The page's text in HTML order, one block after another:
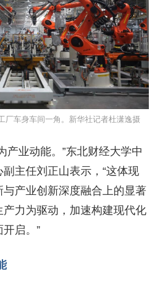
厂车身车间一角。新华社记者杜潇逸摄
产业动能。”东北财经大学中
主任刘正山表示，“这体现
产业创新深度融合上的显著
力为驱动，加速构建现代化
启。”